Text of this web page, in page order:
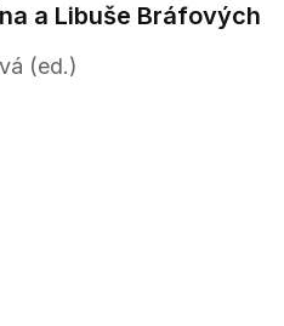
a Libuše Bráfových
(ed.)